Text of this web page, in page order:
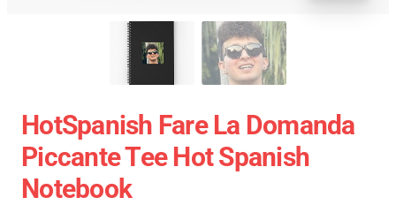
HotSpanish Fare La Domanda
Piccante Tee Hot Spanish
Notebook